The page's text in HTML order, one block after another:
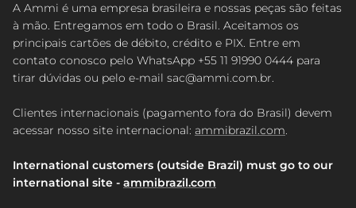
A Ammi é uma empresa brasileira e nossas peças são feitas
à mão. Entregamos em todo o Brasil. Aceitamos os
principais cartões de débito, crédito e PIX. Entre em
contato conosco pelo WhatsApp +55 11 91990 0444 para
tirar dúvidas ou pelo e-mail sac@ammi.com.br.
Clientes internacionais (pagamento fora do Brasil) devem
acessar nosso site internacional: ammibrazil.com.
International customers (outside Brazil) must go to our
international site - ammibrazil.com